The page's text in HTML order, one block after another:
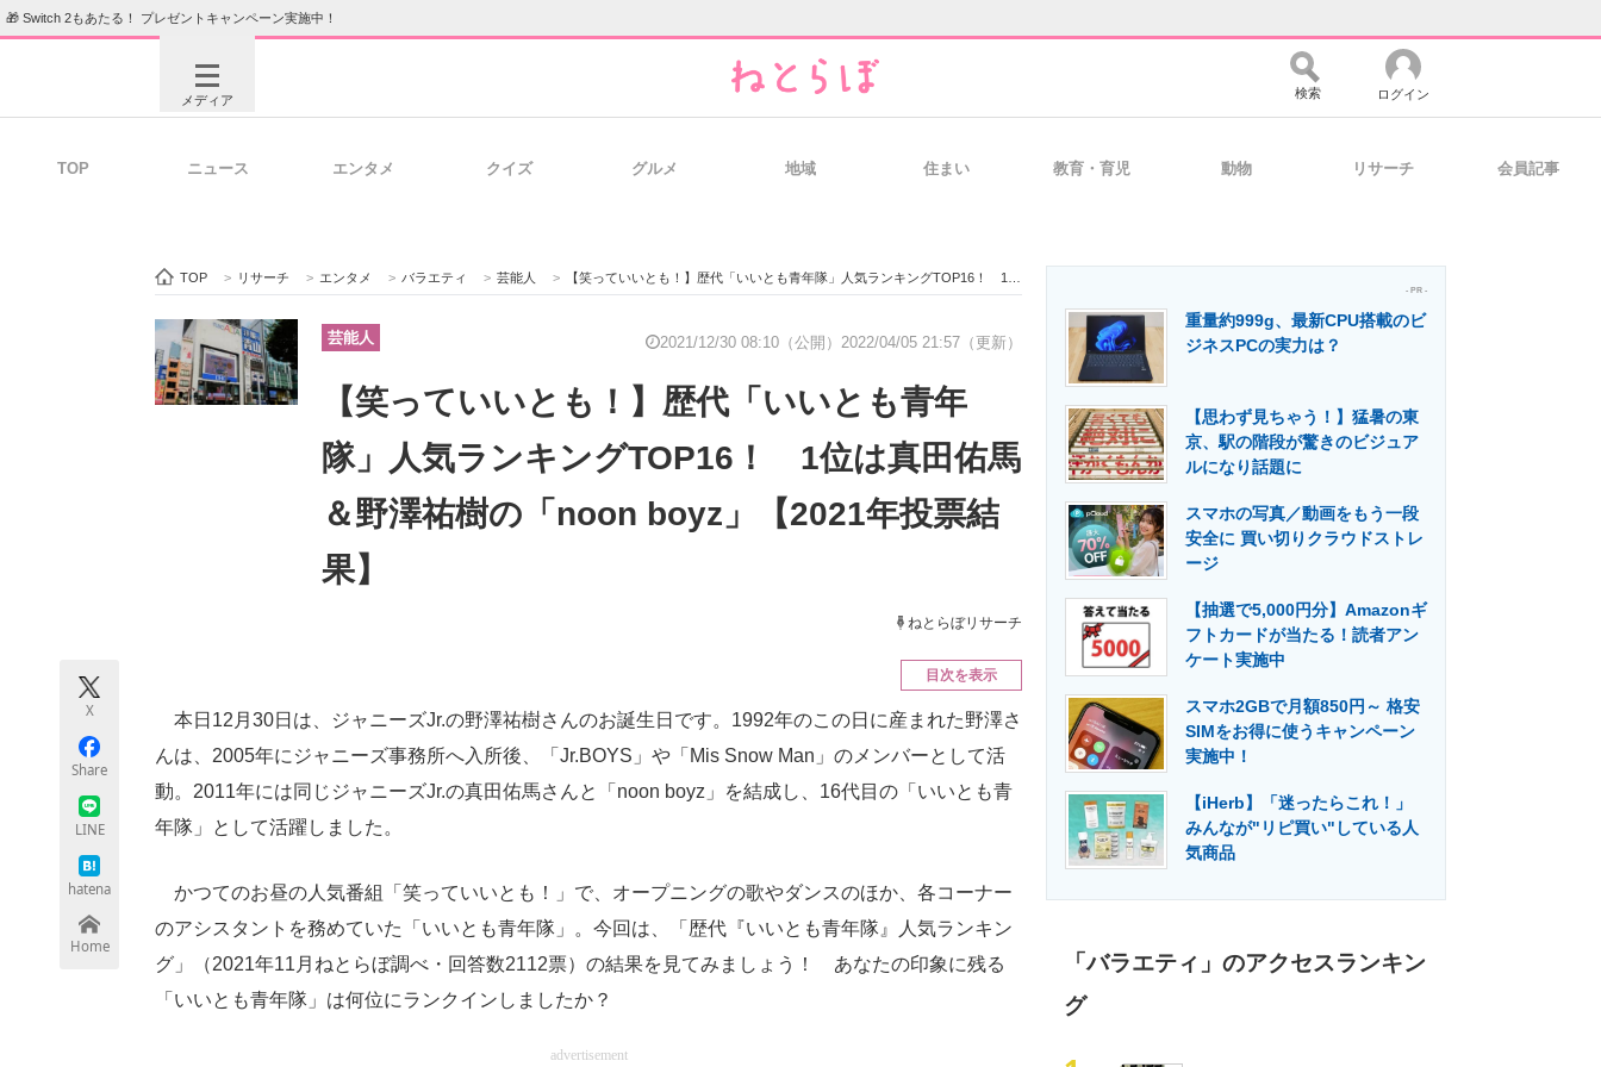
🎁 Switch 2もあたる！ プレゼントキャンペーン実施中！
メディア
ビジネスと働き方のヒント 経営リーダーのコミュニティ マーケ×ITの今がよく分かる
ITエンジニア向け専門サイト 製造業のIT導入・活用を支援
モノづくり技術者専門サイト エネルギーの専門メディア 建設×テクノロジーの最前線
検索 ログイン
TOP ニュース エンタメ クイズ グルメ 地域 住まい 教育・育児 動物 リサーチ 会員記事
TOP > リサーチ > エンタメ > バラエティ > 芸能人 > 【笑っていいとも！】歴代「いいとも青年隊」人気ランキングTOP16！ 1位は真田佑馬＆野澤祐樹の「noon boyz」【2021年投票結果】
芸能人 2021/12/30 08:10（公開） 2022/04/05 21:57（更新）
【笑っていいとも！】歴代「いいとも青年
隊」人気ランキングTOP16！ 1位は真田佑馬
＆野澤祐樹の「noon boyz」【2021年投票結
果】
ねとらぼリサーチ
X
Share
LINE
hatena
Home
目次を表示
本日12月30日は、ジャニーズJr.の野澤祐樹さんのお誕生日です。1992年のこの日に産まれた野澤さ
んは、2005年にジャニーズ事務所へ入所後、「Jr.BOYS」や「Mis Snow Man」のメンバーとして活
動。2011年には同じジャニーズJr.の真田佑馬さんと「noon boyz」を結成し、16代目の「いいとも青
年隊」として活躍しました。
かつてのお昼の人気番組「笑っていいとも！」で、オープニングの歌やダンスのほか、各コーナー
のアシスタントを務めていた「いいとも青年隊」。今回は、「歴代『いいとも青年隊』人気ランキン
グ」（2021年11月ねとらぼ調べ・回答数2112票）の結果を見てみましょう！ あなたの印象に残る
「いいとも青年隊」は何位にランクインしましたか？
advertisement
- PR -
重量約999g、最新CPU搭載のビ
ジネスPCの実力は？
【思わず見ちゃう！】猛暑の東
京、駅の階段が驚きのビジュア
ルになり話題に
スマホの写真／動画をもう一段
安全に 買い切りクラウドストレ
ージ
【抽選で5,000円分】Amazonギ
フトカードが当たる！読者アン
ケート実施中
スマホ2GBで月額850円～ 格安
SIMをお得に使うキャンペーン
実施中！
【iHerb】「迷ったらこれ！」
みんなが"リピ買い"している人
気商品
「バラエティ」のアクセスランキン
グ